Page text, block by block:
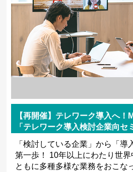
【再開催】テレワーク導入へ
「テレワーク導入検討企業向セ
「検討している企業」から「
第一歩！ 10年以上にわたり世
ともに多種多様な業務をおこな